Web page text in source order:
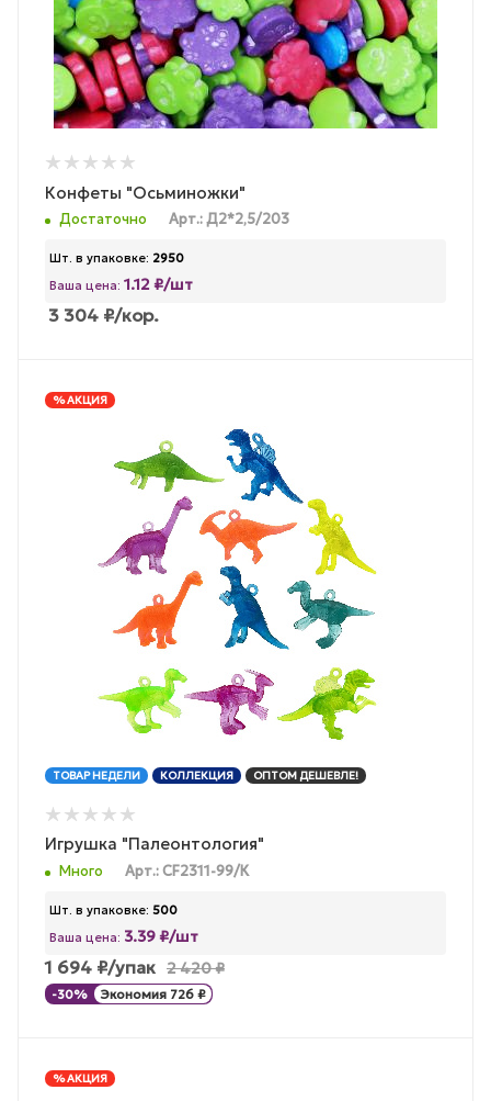
Конфеты "Осьминожки"
Достаточно Арт.: Д2*2,5/203
Шт. в упаковке: 2950
Ваша цена: 1.12 ₽/шт
3 304 ₽/кор.
% АКЦИЯ
ТОВАР НЕДЕЛИ КОЛЛЕКЦИЯ ОПТОМ ДЕШЕВЛЕ!
Игрушка "Палеонтология"
Много Арт.: CF2311-99/К
Шт. в упаковке: 500
Ваша цена: 3.39 ₽/шт
1 694 ₽/упак 2 420₽
-30% Экономия 726 ₽
% АКЦИЯ